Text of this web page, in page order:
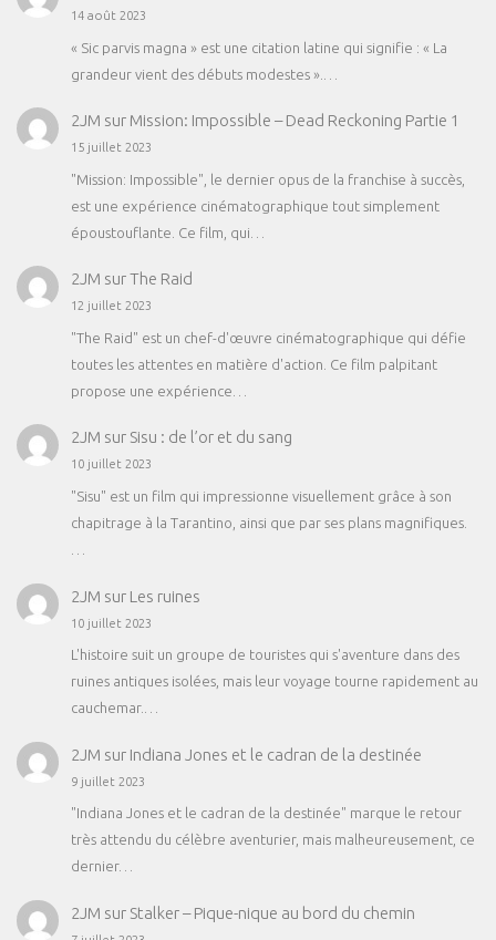
14 août 2023
« Sic parvis magna » est une citation latine qui signifie : « La
grandeur vient des débuts modestes ».…
2JM sur Mission: Impossible – Dead Reckoning Partie 1
15 juillet 2023
"Mission: Impossible", le dernier opus de la franchise à succès,
est une expérience cinématographique tout simplement
époustouflante. Ce film, qui…
2JM surThe Raid
12 juillet 2023
"The Raid" est un chef-d'œuvre cinématographique qui défie
toutes les attentes en matière d'action. Ce film palpitant
propose une expérience…
2JM sur Sisu : de l’or et du sang
10 juillet 2023
"Sisu" est un film qui impressionne visuellement grâce à son
chapitrage à la Tarantino, ainsi que par ses plans magnifiques.
2JM sur Les ruines
10 juillet 2023
L'histoire suit un groupe de touristes qui s'aventure dans des
ruines antiques isolées, mais leur voyage tourne rapidement au
cauchemar.…
2JM sur Indiana Jones et le cadran de la destinée
9 juillet 2023
"Indiana Jones et le cadran de la destinée" marque le retour
très attendu du célèbre aventurier, mais malheureusement, ce
dernier…
2JM sur Stalker – Pique-nique au bord du chemin